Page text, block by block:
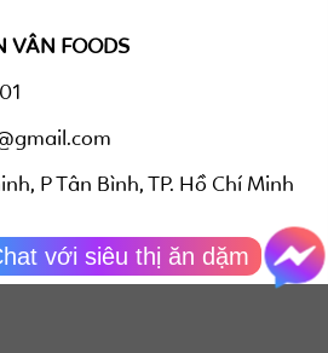
VÂN FOODS
P Tân Bình, TP. Hồ Chí Minh
với siêu thị ăn dặm